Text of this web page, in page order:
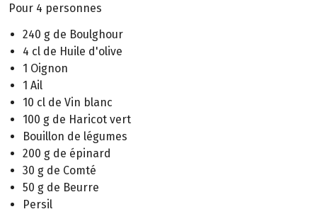
Pour 4 personnes
240 g de Boulghour
4 cl de Huile d'olive
1 Oignon
1 Ail
10 cl de Vin blanc
100 g de Haricot vert
Bouillon de légumes
200 g de épinard
30 g de Comté
50 g de Beurre
Persil